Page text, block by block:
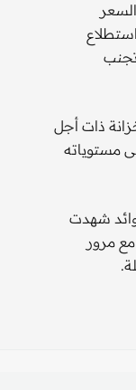
في استطلاع
تجنب
ذات أجل
سندات الخزانة أجل 10 سنوات عند أعلى مستوياته
شهدت
هذا الانتعاش، مع مرور